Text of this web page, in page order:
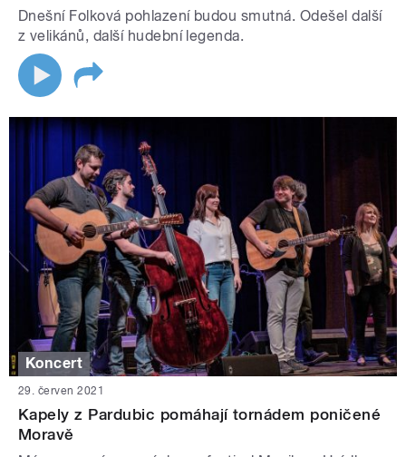
Dnešní Folková pohlazení budou smutná. Odešel další
z velikánů, další hudební legenda.
Koncert
29. červen 2021
Kapely z Pardubic pomáhají tornádem poničené
Moravě